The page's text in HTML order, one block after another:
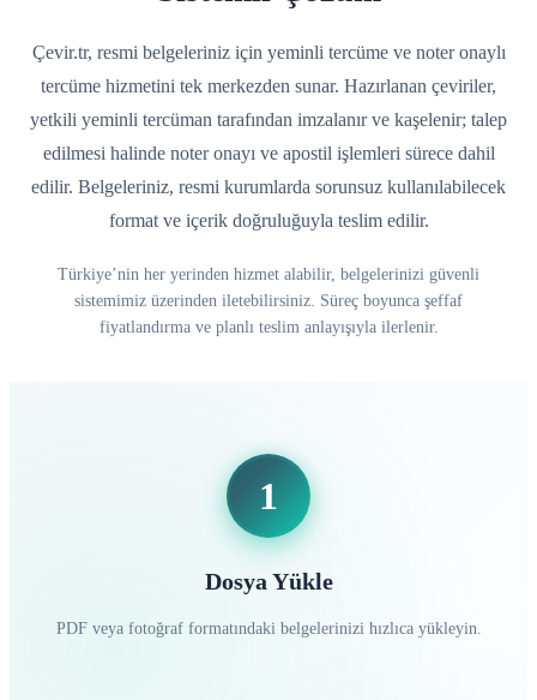
Çevir.tr, resmi belgeleriniz için yeminli tercüme ve noter onaylı
tercüme hizmetini tek merkezden sunar. Hazırlanan çeviriler,
yetkili yeminli tercüman tarafından imzalanır ve kaşelenir; talep
edilmesi halinde noter onayı ve apostil işlemleri sürece dahil
edilir. Belgeleriniz, resmi kurumlarda sorunsuz kullanılabilecek
format ve içerik doğruluğuyla teslim edilir.
Türkiye’nin her yerinden hizmet alabilir, belgelerinizi güvenli
sistemimiz üzerinden iletebilirsiniz. Süreç boyunca şeffaf
fiyatlandırma ve planlı teslim anlayışıyla ilerlenir.
1
Dosya Yükle
PDF veya fotoğraf formatındaki belgelerinizi hızlıca yükleyin.